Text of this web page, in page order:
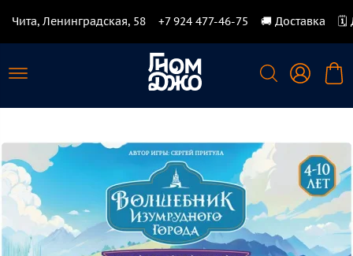
Чита, Ленинградская, 58 +7 924 477-46-75 🚚 Доставка 🗓️